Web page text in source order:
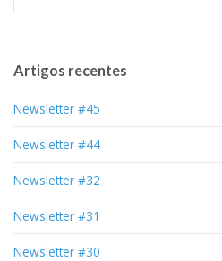
Artigos recentes
Newsletter #45
Newsletter #44
Newsletter #32
Newsletter #31
Newsletter #30